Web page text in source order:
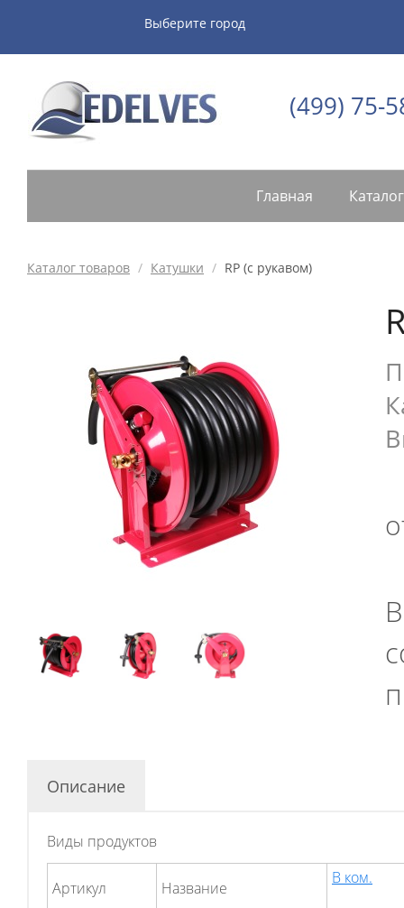
Выберите город
(499) 75-
Главная
Каталог товаров / Катушки / RP (с рукавом)
Описание
Виды продуктов
Артикул Hазвание
В ком.